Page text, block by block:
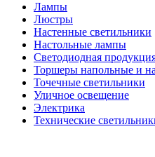
Лампы
Люстры
Настенные светильники
Настольные лампы
Светодиодная
Торшеры напольные и
Точечные светильники
Уличное освещение
Электрика
Технические